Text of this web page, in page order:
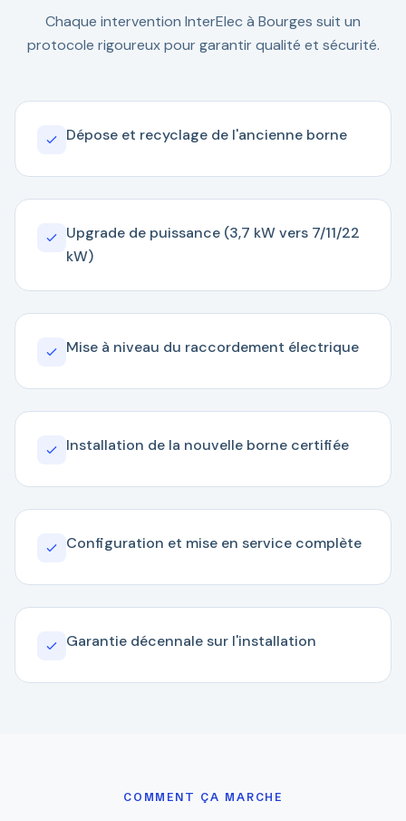
Chaque intervention InterElec à Bourges suit un
protocole rigoureux pour garantir qualité et sécurité.
Dépose et recyclage de l'ancienne borne
Upgrade de puissance (3,7 kW vers 7/11/22
kW)
Mise à niveau du raccordement électrique
Installation de la nouvelle borne certifiée
Configuration et mise en service complète
Garantie décennale sur l'installation
COMMENT ÇA MARCHE